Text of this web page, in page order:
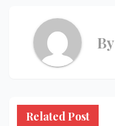
By
Related Post